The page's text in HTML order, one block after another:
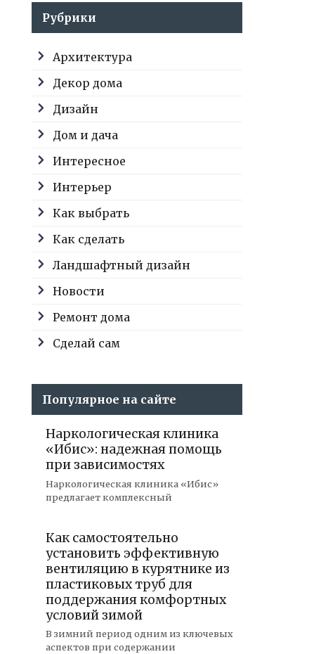
Рубрики
Архитектура
Декор дома
Дизайн
Дом и дача
Интересное
Интерьер
Как выбрать
Как сделать
Ландшафтный дизайн
Новости
Ремонт дома
Сделай сам
Популярное на сайте
Наркологическая клиника
«Ибис»: надежная помощь
при зависимостях
Наркологическая клиника «Ибис»
предлагает комплексный
Как самостоятельно
установить эффективную
вентиляцию в курятнике из
пластиковых труб для
поддержания комфортных
условий зимой
В зимний период одним из ключевых
аспектов при содержании